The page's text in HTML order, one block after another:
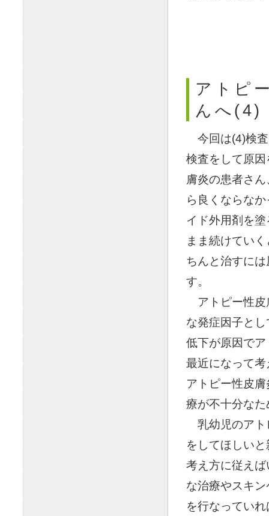
アトピ
んへ(4)
今回は(4)検
検査をして原
膚炎の患者さ
ら良くならな
イド外用剤を
まま続けてい
ちんと治すに
す。
アトピー性
な発症因子と
低下が原因で
最近になって
アトピー性皮
療が不十分な
乳幼児のア
をしてほしい
考え方に従え
な治療やスキ
を行なってい